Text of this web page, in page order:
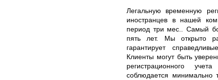
Легальную временную
иностранцев в нашей
период три мес.. Самый
пять лет. Мы открыто
гарантирует
Клиенты могут быть
регистрационного
соблюдается минимально